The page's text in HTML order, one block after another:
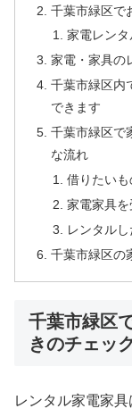
千葉市緑区で
家電レンタ
家電・家具の
千葉市緑区内
できます
千葉市緑区で
な流れ
借りたい
家電家具
レンタル
千葉市緑区の
千葉市緑区
きのチェッ
レンタル家電家